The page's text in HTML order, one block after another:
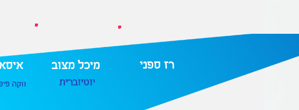
יוטיוברית ווקה
מיכל מצוב רז ספני